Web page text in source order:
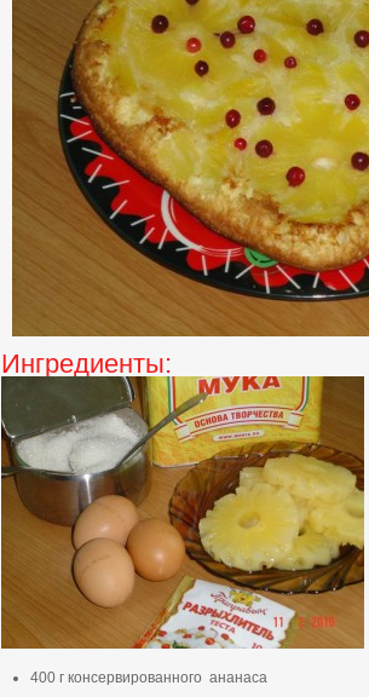
Ингредиенты:
400 г консервированного ананаса